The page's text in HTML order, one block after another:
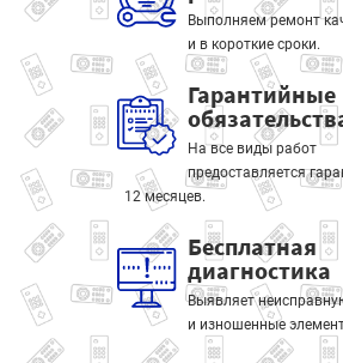
Выполняем ремонт
и в короткие сроки.
Гарантийные
На все виды работ
предоставляется
12 месяцев.
Бесплатная
диагностика
Выявляет
и изношенные